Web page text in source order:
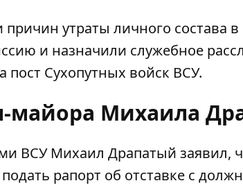
причин утраты личного состава
и назначили служебное
пост Сухопутных войск ВСУ.
майора Михаила
ВСУ Михаил Драпатый заявил,
рапорт об отставке с